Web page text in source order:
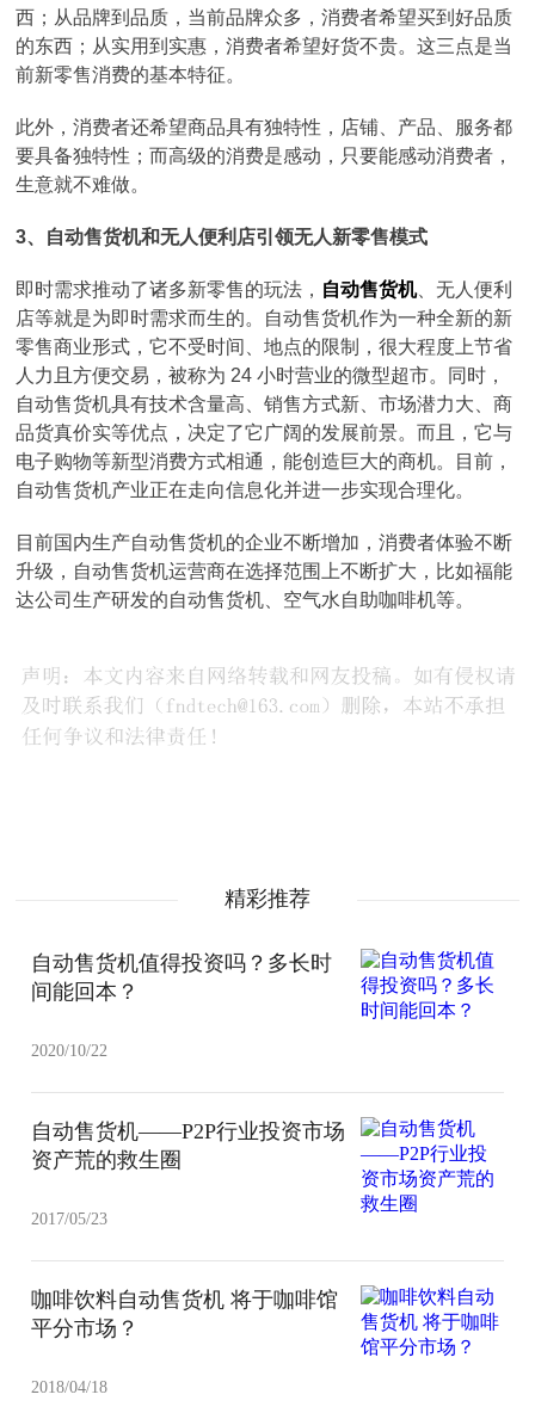
西；从品牌到品质，当前品牌众多，消费者希望买到好品质
的东西；从实用到实惠，消费者希望好货不贵。这三点是当
前新零售消费的基本特征。
此外，消费者还希望商品具有独特性，店铺、产品、服务都
要具备独特性；而高级的消费是感动，只要能感动消费者，
生意就不难做。
3、自动售货机和无人便利店引领无人新零售模式
即时需求推动了诸多新零售的玩法， 自动售货机、无人便利
店等就是为即时需求而生的。自动售货机作为一种全新的新
零售商业形式，它不受时间、地点的限制，很大程度上节省
人力且方便交易，被称为 24 小时营业的微型超市。同时，
自动售货机具有技术含量高、销售方式新、市场潜力大、商
品货真价实等优点，决定了它广阔的发展前景。而且，它与
电子购物等新型消费方式相通，能创造巨大的商机。目前，
自动售货机产业正在走向信息化并进一步实现合理化。
目前国内生产自动售货机的企业不断增加，消费者体验不断
升级，自动售货机运营商在选择范围上不断扩大，比如福能
达公司生产研发的自动售货机、空气水自助咖啡机等。
精彩推荐
自动售货机值得投资吗？多长时
间能回本？
2020/10/22
自动售货机——P2P行业投资市场
资产荒的救生圈
2017/05/23
咖啡饮料自动售货机 将于咖啡馆
平分市场？
2018/04/18